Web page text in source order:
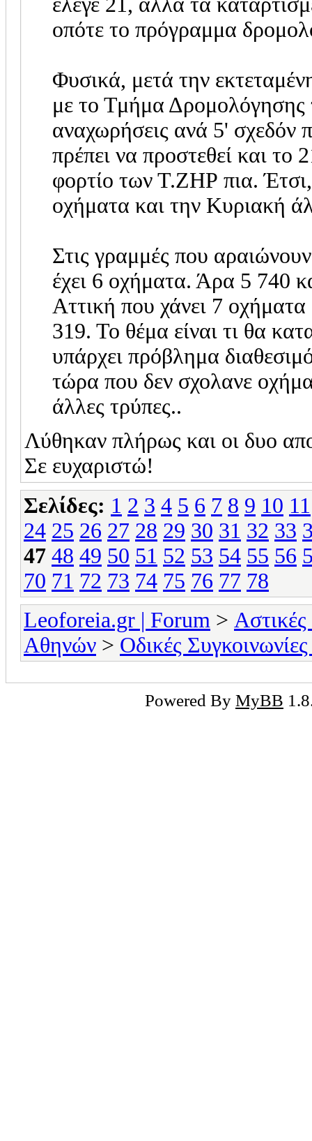
οπότε το πρόγραμμα
Φυσικά, μετά την
με το Τμήμα Δρομολόγησης
αναχωρήσεις ανά 5' σχεδόν
πρέπει να προστεθεί και το
φορτίο των Τ.ΖΗΡ πια.
οχήματα και την Κυριακή
Στις γραμμές που
έχει 6 οχήματα. Άρα 5 740
Αττική που χάνει 7
319. Το θέμα είναι τι θα
υπάρχει πρόβλημα
τώρα που δεν σχολανε
άλλες τρύπες..
Λύθηκαν πλήρως και οι δυο
Σε ευχαριστώ!
Σελίδες: 1 2 3 4 5 6 7 8 9 10 11
24 25 26 27 28 29 30 31 32 33
47 48 49 50 51 52 53 54 55 56
70 71 72 73 74 75 76 77 78
Leoforeia.gr | Forum >
Αθηνών > Οδικές
Powered By MyBB